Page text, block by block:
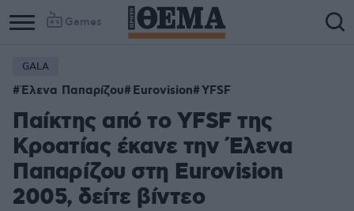
Games
GALA
Έλενα Παπαρίζου Eurovision YFSF
Παίκτης από το YFSF της
Κροατίας έκανε την Έλενα
Παπαρίζου στη Eurovision
2005, δείτε βίντεο